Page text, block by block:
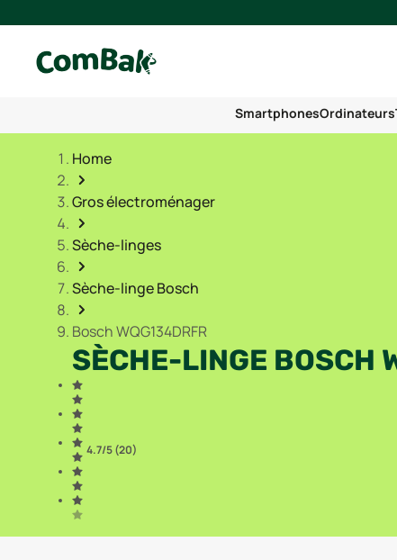
SmartphonesOrdinateurs
Home
Gros électroménager
Sèche-linges
Sèche-linge Bosch
Bosch WQG134DRFR
SÈCHE-LINGE BOSCH
4.7/5 (20)